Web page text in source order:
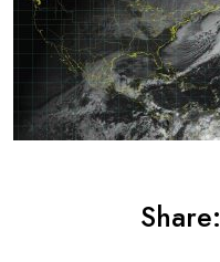
Share: